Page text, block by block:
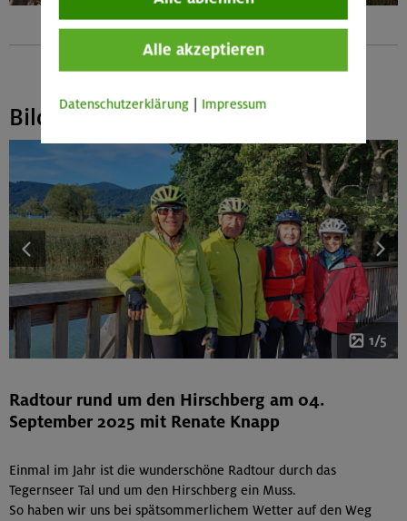
Bildergalerie
1/5
Radtour rund um den Hirschberg am 04.
September 2025 mit Renate Knapp
Einmal im Jahr ist die wunderschöne Radtour durch das
Tegernseer Tal und um den Hirschberg ein Muss.
So haben wir uns bei spätsommerlichem Wetter auf den Weg
Alle akzeptieren
Datenschutzerklärung Impressum